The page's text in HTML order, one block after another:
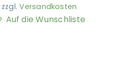
zzgl.Versandkosten
Auf die Wunschliste